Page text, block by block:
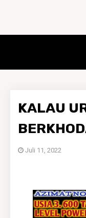
KALAU
Juli 11, 2022